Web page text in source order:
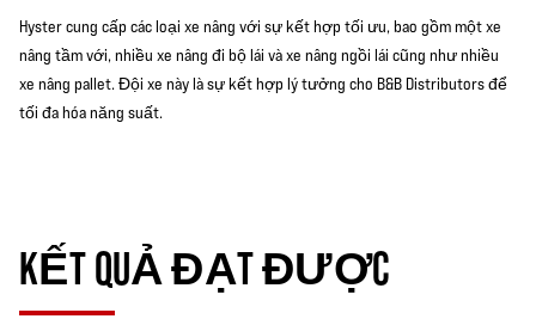
Hyster cung cấp các loại xe nâng với sự kết hợp tối ưu, bao gồm một xe
nâng tầm với, nhiều xe nâng đi bộ lái và xe nâng ngồi lái cũng như nhiều
xe nâng pallet. Đội xe này là sự kết hợp lý tưởng cho B&B Distributors để
tối đa hóa năng suất.
KẾT QUẢ ĐẠT ĐƯỢC